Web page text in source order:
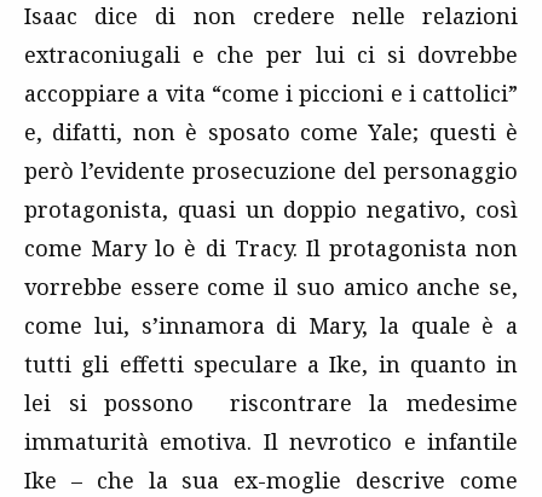
Isaac dice di non credere nelle relazioni
extraconiugali e che per lui ci si dovrebbe
accoppiare a vita “come i piccioni e i cattolici”
e, difatti, non è sposato come Yale; questi è
però l’evidente prosecuzione del personaggio
protagonista, quasi un doppio negativo, così
come Mary lo è di Tracy. Il protagonista non
vorrebbe essere come il suo amico anche se,
come lui, s’innamora di Mary, la quale è a
tutti gli effetti speculare a Ike, in quanto in
lei si possono riscontrare la medesime
immaturità emotiva. Il nevrotico e infantile
Ike – che la sua ex-moglie descrive come